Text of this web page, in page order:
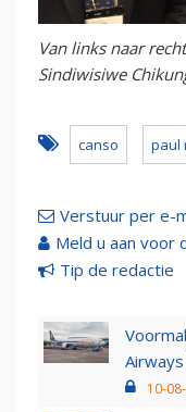
Van links naar
Sindiwisiwe
canso paul
Verstuur per e-
Meld u aan voor
Tip de redactie
10-